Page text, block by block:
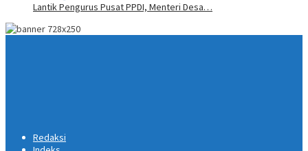
Lantik Pengurus Pusat PPDI, Menteri Desa…
Redaksi